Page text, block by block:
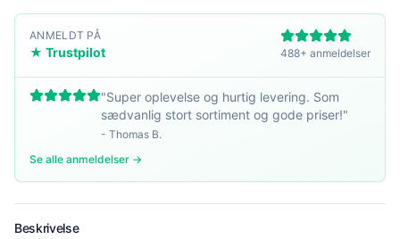
ANMELDT PÅ
★ Trustpilot 488+ anmeldelser
"Super oplevelse og hurtig levering. Som
sædvanlig stort sortiment og gode priser!"
- Thomas B.
Se alle anmeldelser →
Beskrivelse